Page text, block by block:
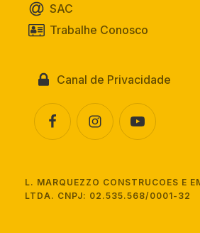
SAC
Trabalhe Conosco
Canal de Privacidade
L. MARQUEZZO CONSTRUCOES E
LTDA. CNPJ: 02.535.568/0001-32